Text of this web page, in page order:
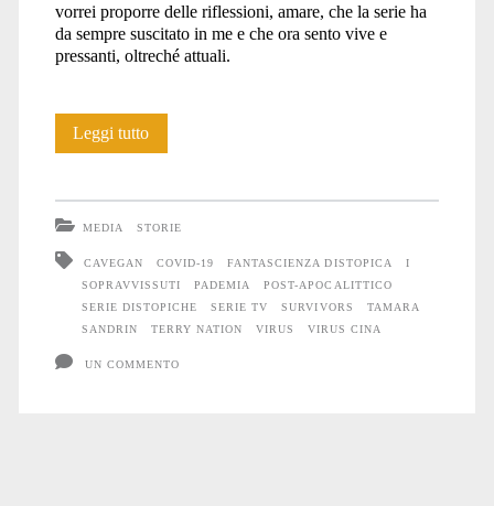
vorrei proporre delle riflessioni, amare, che la serie ha
da sempre suscitato in me e che ora sento vive e
pressanti, oltreché attuali.
Leggi tuttoSurvivors
MEDIA STORIE
CAVEGAN COVID-19 FANTASCIENZA DISTOPICA
I
SOPRAVVISSUTI
PADEMIA
POST-APOCALITTICO
SERIE DISTOPICHE
SERIE TV SURVIVORS
TAMARA
SANDRIN
TERRY NATION VIRUS VIRUS CINA
UN COMMENTO